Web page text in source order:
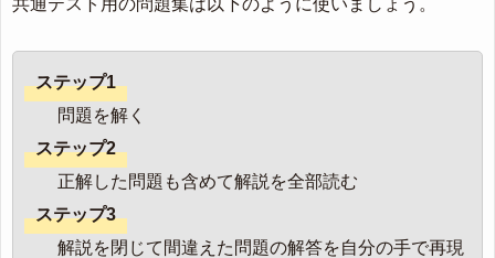
共通テスト用の問題集は以下のように使いましょう。
ステップ1
問題を解く
ステップ2
正解した問題も含めて解説を全部読む
ステップ3
解説を閉じて間違えた問題の解答を自分の手で再現